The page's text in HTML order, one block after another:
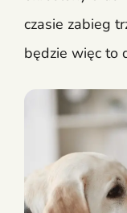
czasie zabieg
będzie więc to